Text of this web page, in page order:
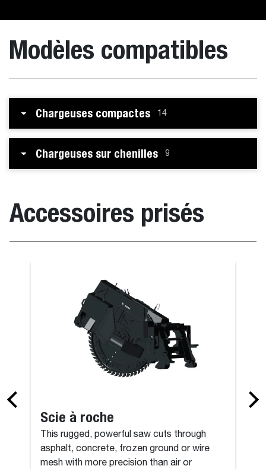
Modèles compatibles
Chargeuses compactes 14
Chargeuses sur chenilles 9
Accessoires prisés
Scie à roche
This rugged, powerful saw cuts through
asphalt, concrete, frozen ground or wire
mesh with more precision than air or